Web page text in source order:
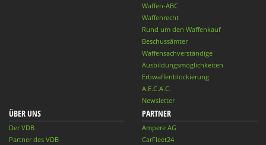
Waffen-ABC
Waffenrecht
Rund um den Waffenkauf
Beschussämter
Waffensachverständige
Ausbildungsmöglichkeiten
Erbwaffenblockierung
A.E.C.A.C.
Newsletter
ÜBER UNS
Der VDB
Partner des VDB
PARTNER
Ampere AG
CarFleet24